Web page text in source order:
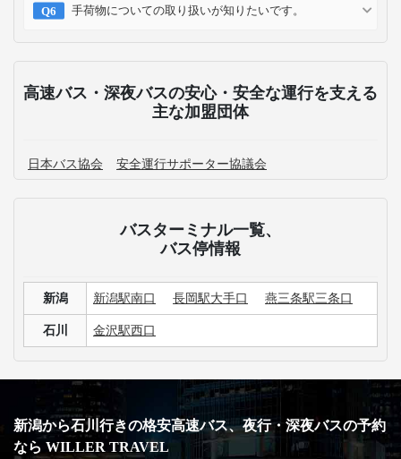
手荷物についての取り扱いが知りたいです。
高速バス・深夜バスの安心・安全な運行を支える
主な加盟団体
日本バス協会 安全運行サポーター協議会
バスターミナル一覧、
バス停情報
新潟 新潟駅南口 長岡駅大手口 燕三条駅三条口
石川 金沢駅西口
新潟から石川行きの格安高速バス、夜行・深夜バスの予約
なら WILLER TRAVEL